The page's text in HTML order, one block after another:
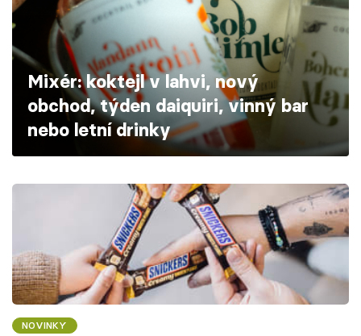
Škola vaření
Recepty z TV
Speciál: Cuketa
Těhotnej kuchař
Sledujte nás
Mixér: koktejl v lahvi, nový
obchod, týden daiquiri, vinný bar
nebo letní drinky
NOVINKY